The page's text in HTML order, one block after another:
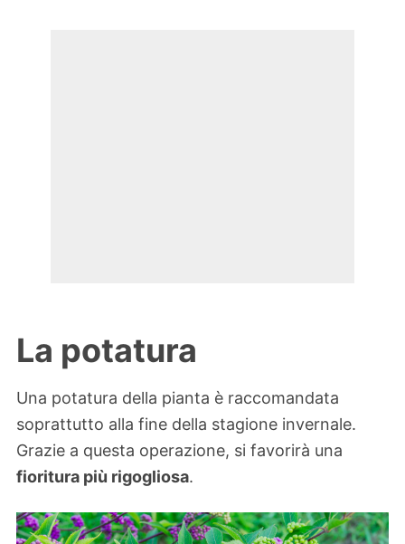
La potatura
Una potatura della pianta è raccomandata
soprattutto alla fine della stagione invernale.
Grazie a questa operazione, si favorirà una
fioritura più rigogliosa.